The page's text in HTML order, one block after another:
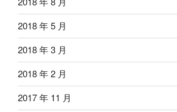
2018 年 5 月
2018 年 3 月
2018 年 2 月
2017 年 11 月